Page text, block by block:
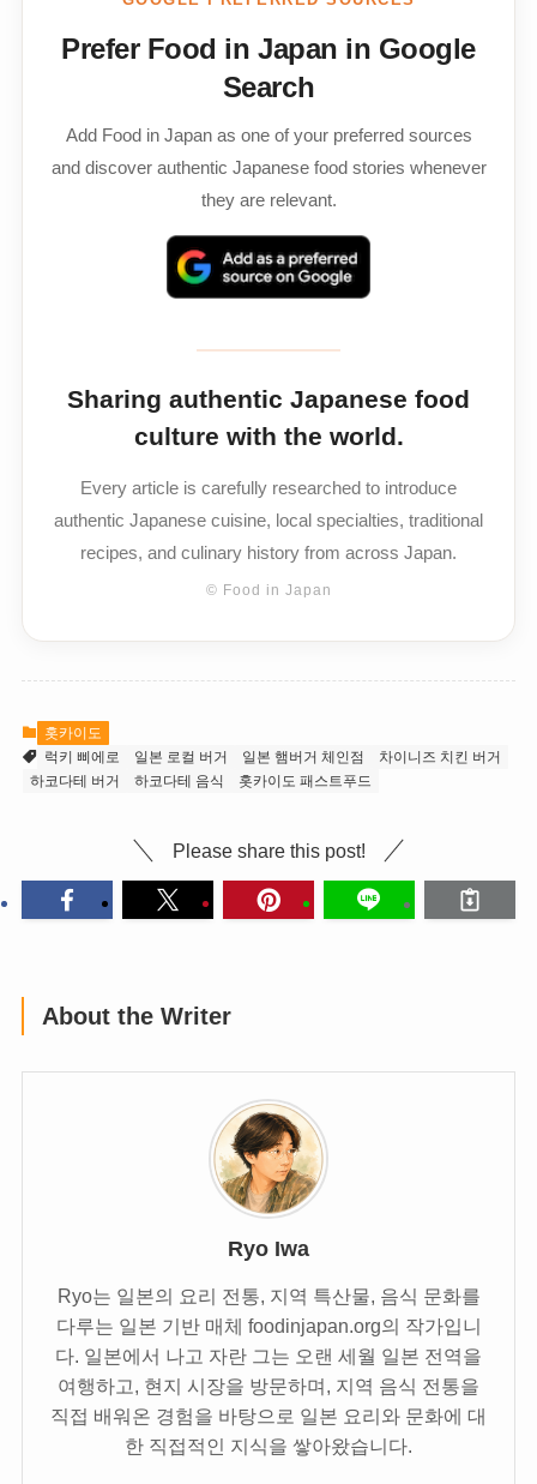
Prefer Food in Japan in Google
Search
Add Food in Japan as one of your preferred sources
and discover authentic Japanese food stories whenever
they are relevant.
Sharing authentic Japanese food
culture with the world.
Every article is carefully researched to introduce
authentic Japanese cuisine, local specialties, traditional
recipes, and culinary history from across Japan.
© Food in Japan
홋카이도
럭키 삐에로
일본 로컬 버거 일본 햄버거 체인점
차이니즈 치킨 버거
하코다테 버거
하코다테 음식 홋카이도 패스트푸드
Please share this post!
About the Writer
Ryo Iwa
Ryo는 일본의 요리 전통, 지역 특산물, 음식 문화를
다루는 일본 기반 매체 foodinjapan.org의 작가입니
다. 일본에서 나고 자란 그는 오랜 세월 일본 전역을
여행하고, 현지 시장을 방문하며, 지역 음식 전통을
직접 배워온 경험을 바탕으로 일본 요리와 문화에 대
한 직접적인 지식을 쌓아왔습니다.